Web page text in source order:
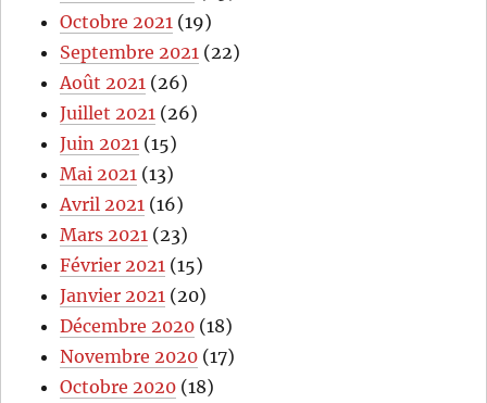
Octobre 2021 (19)
Septembre 2021 (22)
Août 2021 (26)
Juillet 2021 (26)
Juin 2021 (15)
Mai 2021 (13)
Avril 2021 (16)
Mars 2021 (23)
Février 2021 (15)
Janvier 2021 (20)
Décembre 2020 (18)
Novembre 2020 (17)
Octobre 2020 (18)